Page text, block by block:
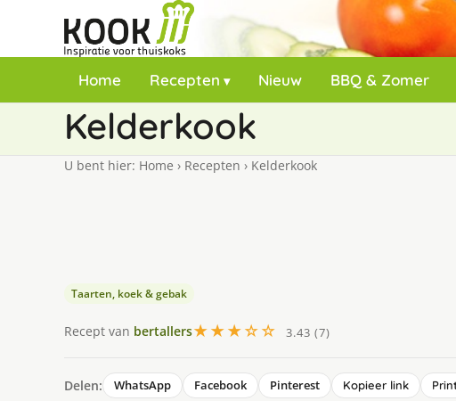
Home Recepten Nieuw BBQ & Zomer
Kelderkook
U bent hier: Home › Recepten › Kelderkook
Taarten, koek & gebak
Recept van bertallers★★★☆☆ 3.43 (7)
Delen: WhatsApp Facebook Pinterest Kopieer link